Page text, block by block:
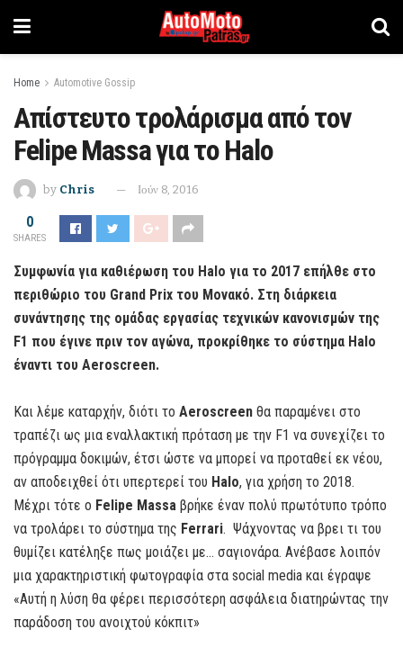
Home Automotive Gossip
Απίστευτο τρολάρισμα από τον
Felipe Massa για το Halo
by Chris Ιούν 8, 2016
0
SHARES
Συμφωνία για καθιέρωση του Halo για το 2017 επήλθε στο
περιθώριο του Grand Prix του Μονακό. Στη διάρκεια
συνάντησης της ομάδας εργασίας τεχνικών κανονισμών της
F1 που έγινε πριν τον αγώνα, προκρίθηκε το σύστημα Halo
έναντι του Aeroscreen.
Και λέμε καταρχήν, διότι το Aeroscreen θα παραμένει στο
τραπέζι ως μια εναλλακτική πρόταση με την F1 να συνεχίζει το
πρόγραμμα δοκιμών, έτσι ώστε να μπορεί να προταθεί εκ νέου,
αν αποδειχθεί ότι υπερτερεί του Halo, για χρήση το 2018.
Μέχρι τότε o Felipe Massa βρήκε έναν πολύ πρωτότυπο τρόπο
να τρολάρει το σύστημα της Ferrari. Ψάχνοντας να βρει τι του
θυμίζει κατέληξε πως μοιάζει με… σαγιονάρα. Ανέβασε λοιπόν
μια χαρακτηριστική φωτογραφία στα social media και έγραψε
«Αυτή η λύση θα φέρει περισσότερη ασφάλεια διατηρώντας την
παράδοση του ανοιχτού κόκπιτ»